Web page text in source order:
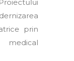
prin